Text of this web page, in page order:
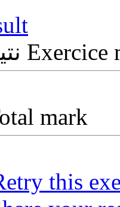
Exercice
mark
this